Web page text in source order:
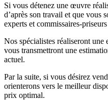
Si vous détenez une œuvre
d’après son travail et que vous
experts et commissaires-
Nos spécialistes réaliseront
vous transmettront une
actuel.
Par la suite, si vous désirez
orienterons vers le meilleur
prix optimal.